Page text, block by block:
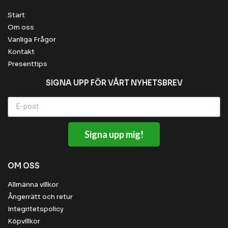
Start
Om oss
Vanliga Frågor
Kontakt
Presenttips
SIGNA UPP FÖR VÅRT NYHETSBREV
Signa upp mig!
OM OSS
Allmänna villkor
Ångerrätt och retur
Integritetspolicy
Köpvillkor